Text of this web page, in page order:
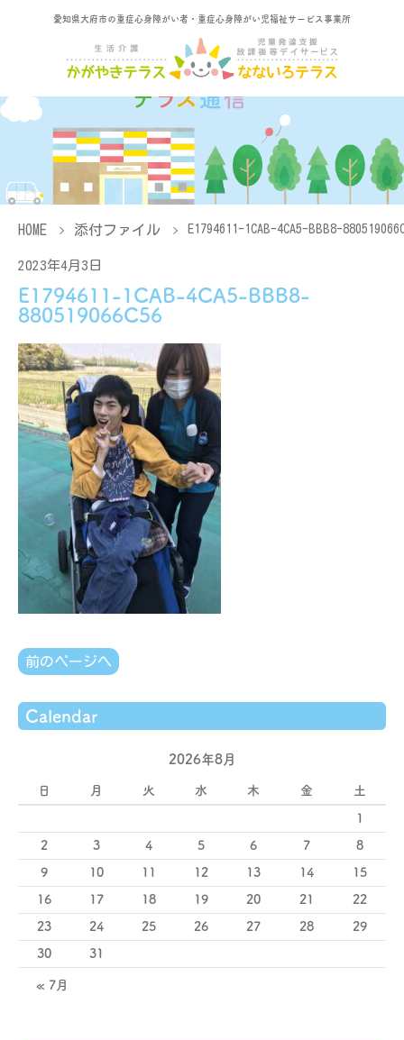
愛知県大府市の重症心身障がい者・重症心身障がい児福祉サービス事業所
HOME 添付ファイル E1794611-1CAB-4CA5-BBB8-
2023年4月3日
E1794611-1CAB-4CA5-BBB8-
880519066C56
前のページへ
Calendar
2026年8月
日 月 火 水 木 金 土
1
2 3 4 5 6 7 8
9 10 11 12 13 14 15
16 17 18 19 20 21 22
23 24 25 26 27 28 29
30 31
« 7月